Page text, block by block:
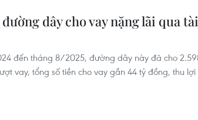
dây cho vay nặng lãi qua
đến tháng 8/2025, đường dây này đã cho
vay, tổng số tiền cho vay gần 44 tỷ đồng, thu